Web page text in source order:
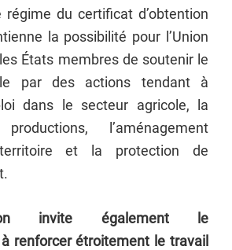
du certificat d’obtention
la possibilité pour l’Union
États membres de soutenir le
par des actions tendant à
dans le secteur agricole, la
l’aménagement
et la protection de
invite également le
renforcer étroitement le travail